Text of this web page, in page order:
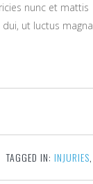
nunc et mattis
ut luctus magna
TAGGED IN: INJURIES,